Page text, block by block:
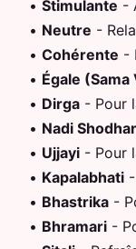
• Stimulante -
• Neutre -
• Cohérente -
• Égale
• Dirga - Pour
• Nadi
• Ujjayi - Pour
• Kapalabhati -
• Bhastrika -
• Bhramari -